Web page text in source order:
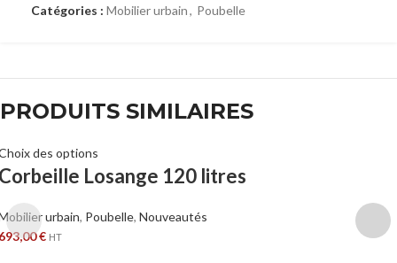
Catégories : Mobilier urbain, Poubelle
PRODUITS SIMILAIRES
des options
Losange 120 litres
urbain, Poubelle,Nouveautés
€ HT